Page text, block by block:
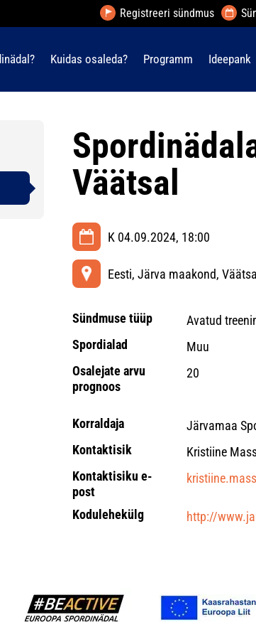
Registreeri sündmus
Kuidas osaleda? Programm Ideepank
Väätsal
K 04.09.2024, 18:00
Eesti, Järva maakond,
Sündmuse tüüp
Avatud
Spordialad
Muu
Osalejate arvu
prognoos
20
Korraldaja
Järvamaa
Kontaktisik
Kristiine
Kontaktisiku e-
post
Kodulehekülg http://